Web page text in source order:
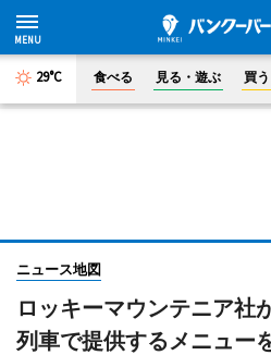
29°C 食べる 見る・遊ぶ 買う
ニュース地図
ロッキーマウンテニア社
列車で提供するメニュー